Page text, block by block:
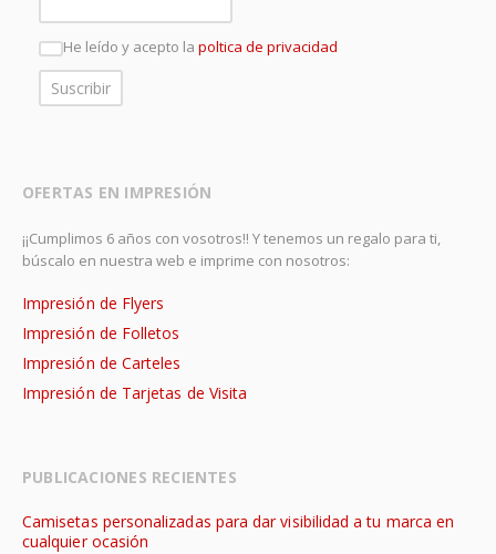
He leído y acepto la poltica de privacidad
OFERTAS EN IMPRESIÓN
¡¡Cumplimos 6 años con vosotros!! Y tenemos un regalo para ti,
búscalo en nuestra web e imprime con nosotros:
Impresión de Flyers
Impresión de Folletos
Impresión de Carteles
Impresión de Tarjetas de Visita
PUBLICACIONES RECIENTES
Camisetas personalizadas para dar visibilidad a tu marca en
cualquier ocasión